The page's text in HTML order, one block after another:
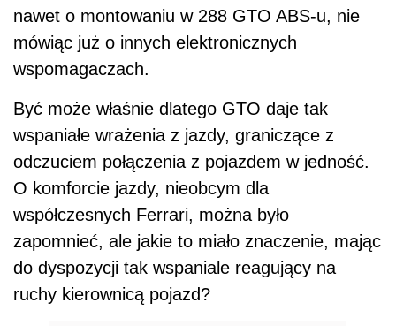
nawet o montowaniu w 288 GTO ABS-u, nie
mówiąc już o innych elektronicznych
wspomagaczach.
Być może właśnie dlatego GTO daje tak
wspaniałe wrażenia z jazdy, graniczące z
odczuciem połączenia z pojazdem w jedność.
O komforcie jazdy, nieobcym dla
współczesnych Ferrari, można było
zapomnieć, ale jakie to miało znaczenie, mając
do dyspozycji tak wspaniale reagujący na
ruchy kierownicą pojazd?